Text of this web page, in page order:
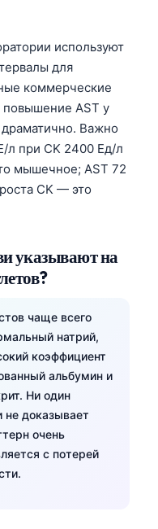
используют
для
коммерческие
AST у
Важно
л при CK 2400 Ед/л
мышечное; AST 72
CK — это
указывают на
чаще всего
натрий,
коэффициент
альбумин и
Ни один
не доказывает
очень
с потерей